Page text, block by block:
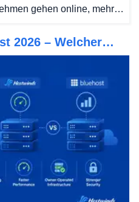
gehen online, mehr
ersten Websites.Das
2026 – Welcher